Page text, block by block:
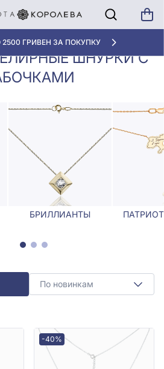
ГРИВЕН ЗА ПОКУПКУ
Колье и ювелирные шнурки с
бабочками
ШНУРКИ С
БРИЛЛИАНТЫ
По новинкам
-40%